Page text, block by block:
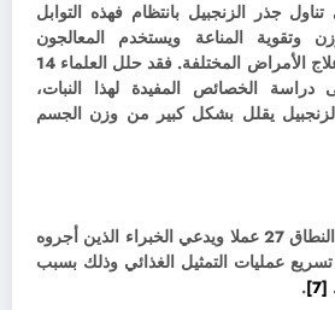
جذر الزنجبيل بانتظام فهذه التوابل
وتقوية المناعة ويستخدم المعالجون
الأمراض المختلفة. فقد
حلل العلماء 14
الخصائص المفيدة لهذا النبات،
يقلل بشكل كبير من وزن الجسم
وشمل تحليل آخر واسع النطاق 27 عملا ويدعي الخبراء الذين أجروه
عمليات التمثيل الغذائي وذلك بسبب
[7]
.